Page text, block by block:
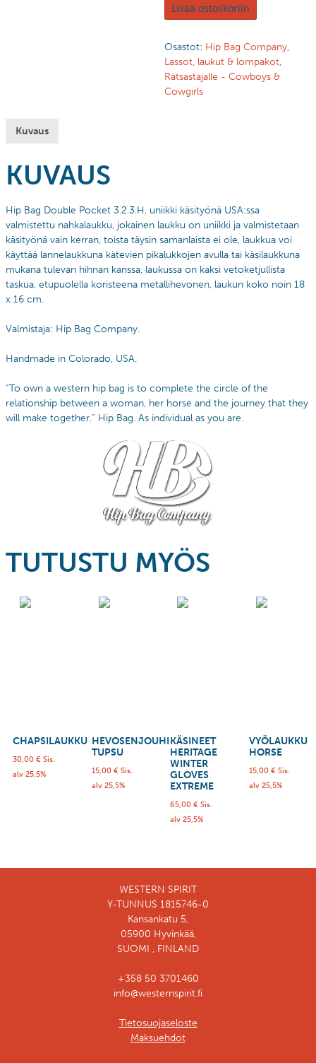
Lisää ostoskoriin
Osastot: Hip Bag Company,
Lassot, laukut & lompakot,
Ratsastajalle - Cowboys &
Cowgirls
Kuvaus
KUVAUS
Hip Bag Double Pocket 3.2.3.H, uniikki käsityönä USA:ssa
valmistettu nahkalaukku, jokainen laukku on uniikki ja valmistetaan
käsityönä vain kerran, toista täysin samanlaista ei ole, laukkua voi
käyttää lannelaukkuna kätevien pikalukkojen avulla tai käsilaukkuna
mukana tulevan hihnan kanssa, laukussa on kaksi vetoketjullista
taskua, etupuolella koristeena metallihevonen, laukun koko noin 18
x 16 cm.
Valmistaja: Hip Bag Company.
Handmade in Colorado, USA.
”To own a western hip bag is to complete the circle of the
relationship between a woman, her horse and the journey that they
will make together.” Hip Bag. As individual as you are.
TUTUSTU MYÖS
CHAPSILAUKKU
30,00 € Sis.
alv 25,5%
HEVOSENJOUHI
TUPSU
15,00 € Sis.
alv 25,5%
KÄSINEET
HERITAGE
WINTER
GLOVES
EXTREME
65,00€ Sis.
alv 25,5%
VYÖLAUKKU
HORSE
15,00 € Sis.
alv 25,5%
WESTERN SPIRIT
Y-TUNNUS 1815746-0
Kansankatu 5,
05900 Hyvinkää,
SUOMI , FINLAND
+358 50 3701460
info@westernspirit.fi
Tietosuojaseloste
Maksuehdot